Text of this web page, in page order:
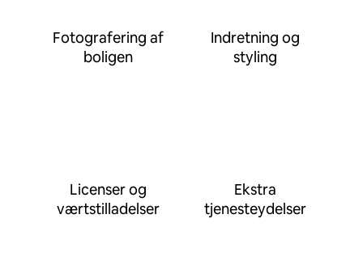
Fotografering af
boligen
Indretning og
styling
Licenser og
værtstilladelser
Ekstra
tjenesteydelser